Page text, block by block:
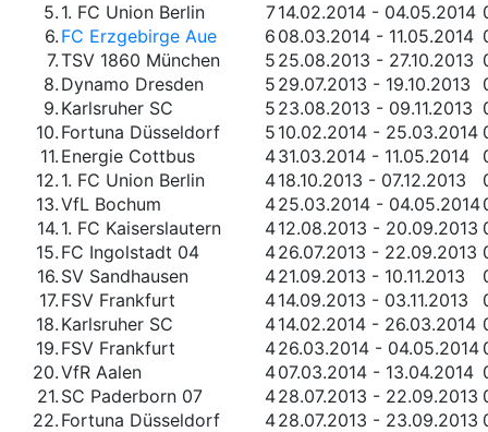
5. 1. FC Union Berlin 714.02.2014 - 04.05.2014
6. FC Erzgebirge Aue 6 08.03.2014 - 11.05.2014
7.TSV 1860 München 5 25.08.2013 - 27.10.2013
8. Dynamo Dresden 5 29.07.2013 - 19.10.2013
9. Karlsruher SC 5 23.08.2013 - 09.11.2013
10. Fortuna Düsseldorf 5 10.02.2014 - 25.03.2014
11. Energie Cottbus 431.03.2014 - 11.05.2014
12. 1. FC Union Berlin 418.10.2013 - 07.12.2013
13.VfL Bochum 425.03.2014 - 04.05.2014
14. 1. FC Kaiserslautern 412.08.2013 - 20.09.2013
15. FC Ingolstadt 04 426.07.2013 - 22.09.2013
16. SV Sandhausen 421.09.2013 - 10.11.2013
17. FSV Frankfurt 414.09.2013 - 03.11.2013
18. Karlsruher SC 414.02.2014 - 26.03.2014
19. FSV Frankfurt 426.03.2014 - 04.05.2014
20.VfR Aalen 407.03.2014 - 13.04.2014
21. SC Paderborn 07 428.07.2013 - 22.09.2013
22. Fortuna Düsseldorf 428.07.2013 - 23.09.2013